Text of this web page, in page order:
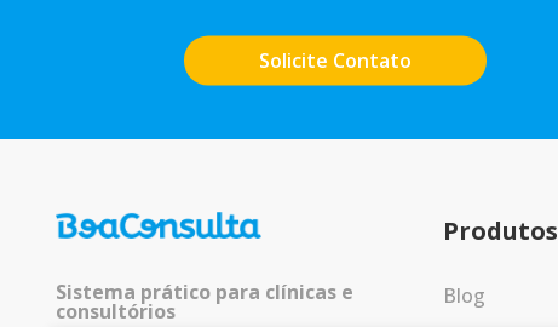
Solicite Contato
Sistema prático para clínicas e
consultórios
Produtos
Blog